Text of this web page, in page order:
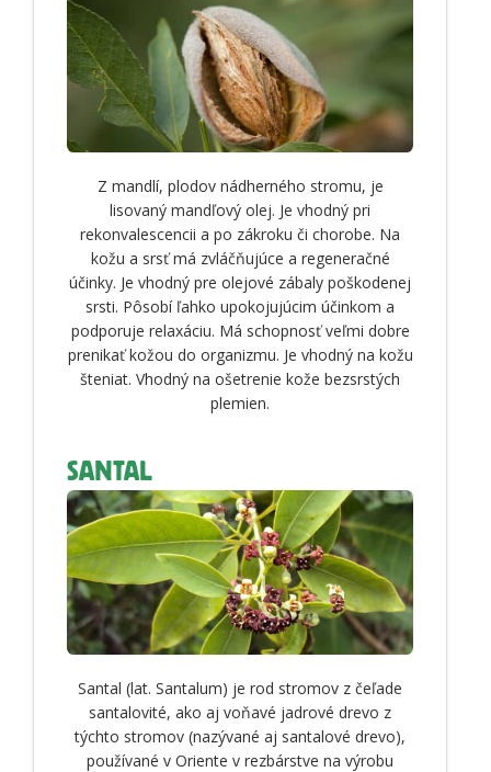
Z mandlí, plodov nádherného stromu, je
lisovaný mandľový olej. Je vhodný pri
rekonvalescencii a po zákroku či chorobe. Na
kožu a srsť má zvláčňujúce a regeneračné
účinky. Je vhodný pre olejové zábaly poškodenej
srsti. Pôsobí ľahko upokojujúcim účinkom a
podporuje relaxáciu. Má schopnosť veľmi dobre
prenikať kožou do organizmu. Je vhodný na kožu
šteniat. Vhodný na ošetrenie kože bezsrstých
plemien.
SANTAL
Santal (lat. Santalum) je rod stromov z čeľade
santalovité, ako aj voňavé jadrové drevo z
týchto stromov (nazývané aj santalové drevo),
používané v Oriente v rezbárstve na výrobu